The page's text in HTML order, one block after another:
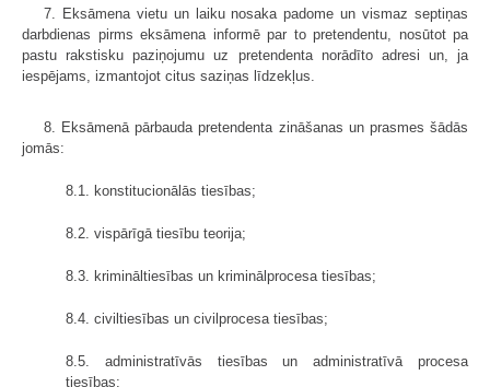
7. Eksāmena vietu un laiku nosaka padome un vismaz septiņas
darbdienas pirms eksāmena informē par to pretendentu, nosūtot pa
pastu rakstisku paziņojumu uz pretendenta norādīto adresi un, ja
iespējams, izmantojot citus saziņas līdzekļus.
8. Eksāmenā pārbauda pretendenta zināšanas un prasmes šādās
jomās:
8.1. konstitucionālās tiesības;
8.2. vispārīgā tiesību teorija;
8.3. krimināltiesības un kriminālprocesa tiesības;
8.4. civiltiesības un civilprocesa tiesības;
8.5. administratīvās tiesības un administratīvā procesa
tiesības;